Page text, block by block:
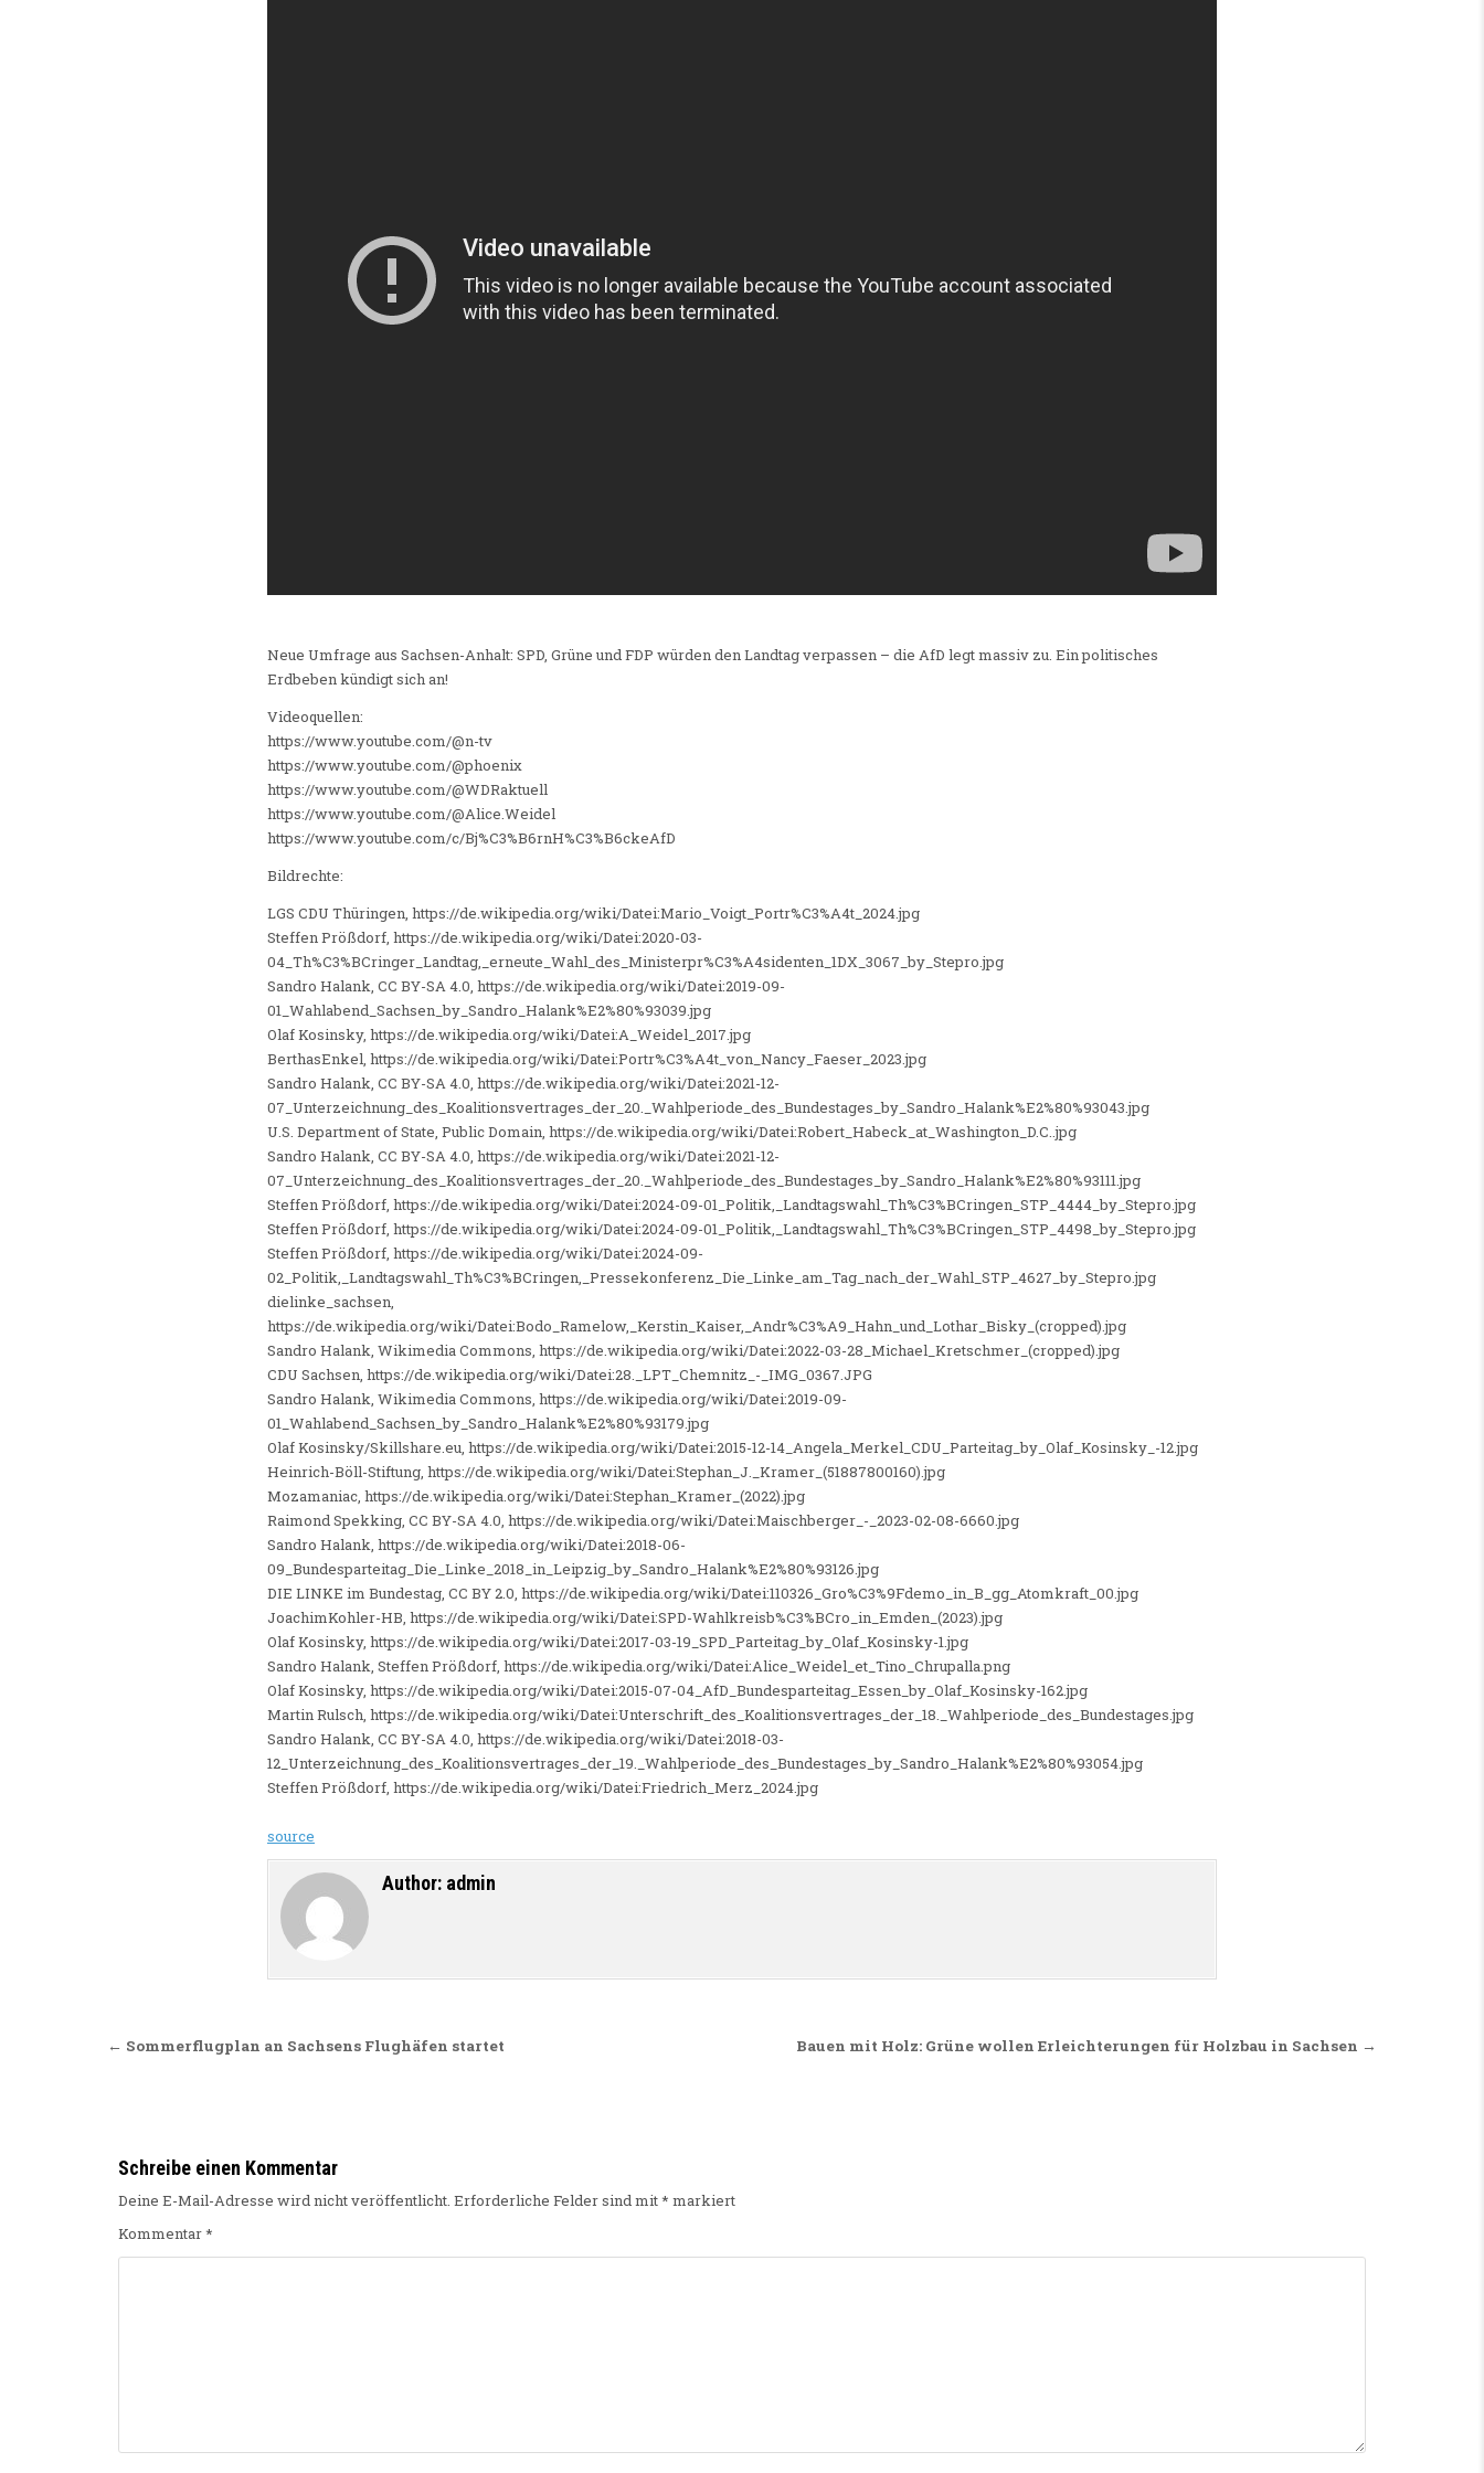
Neue Umfrage aus Sachsen-Anhalt: SPD, Grüne und FDP würden den Landtag verpassen – die AfD legt massiv zu. Ein politisches
Erdbeben kündigt sich an!
Videoquellen:
https://www.youtube.com/@n-tv
https://www.youtube.com/@phoenix
https://www.youtube.com/@WDRaktuell
https://www.youtube.com/@Alice.Weidel
https://www.youtube.com/c/Bj%C3%B6rnH%C3%B6ckeAfD
Bildrechte:
LGS CDU Thüringen, https://de.wikipedia.org/wiki/Datei:Mario_Voigt_Portr%C3%A4t_2024.jpg
Steffen Prößdorf, https://de.wikipedia.org/wiki/Datei:2020-03-
04_Th%C3%BCringer_Landtag,_erneute_Wahl_des_Ministerpr%C3%A4sidenten_1DX_3067_by_Stepro.jpg
Sandro Halank, CC BY-SA 4.0, https://de.wikipedia.org/wiki/Datei:2019-09-
01_Wahlabend_Sachsen_by_Sandro_Halank%E2%80%93039.jpg
Olaf Kosinsky, https://de.wikipedia.org/wiki/Datei:A_Weidel_2017.jpg
BerthasEnkel, https://de.wikipedia.org/wiki/Datei:Portr%C3%A4t_von_Nancy_Faeser_2023.jpg
Sandro Halank, CC BY-SA 4.0, https://de.wikipedia.org/wiki/Datei:2021-12-
07_Unterzeichnung_des_Koalitionsvertrages_der_20._Wahlperiode_des_Bundestages_by_Sandro_Halank%E2%80%93043.jpg
U.S. Department of State, Public Domain, https://de.wikipedia.org/wiki/Datei:Robert_Habeck_at_Washington_D.C..jpg
Sandro Halank, CC BY-SA 4.0, https://de.wikipedia.org/wiki/Datei:2021-12-
07_Unterzeichnung_des_Koalitionsvertrages_der_20._Wahlperiode_des_Bundestages_by_Sandro_Halank%E2%80%93111.jpg
Steffen Prößdorf, https://de.wikipedia.org/wiki/Datei:2024-09-01_Politik,_Landtagswahl_Th%C3%BCringen_STP_4444_by_Stepro.jpg
Steffen Prößdorf, https://de.wikipedia.org/wiki/Datei:2024-09-01_Politik,_Landtagswahl_Th%C3%BCringen_STP_4498_by_Stepro.jpg
Steffen Prößdorf, https://de.wikipedia.org/wiki/Datei:2024-09-
02_Politik,_Landtagswahl_Th%C3%BCringen,_Pressekonferenz_Die_Linke_am_Tag_nach_der_Wahl_STP_4627_by_Stepro.jpg
dielinke_sachsen,
https://de.wikipedia.org/wiki/Datei:Bodo_Ramelow,_Kerstin_Kaiser,_Andr%C3%A9_Hahn_und_Lothar_Bisky_(cropped).jpg
Sandro Halank, Wikimedia Commons, https://de.wikipedia.org/wiki/Datei:2022-03-28_Michael_Kretschmer_(cropped).jpg
CDU Sachsen, https://de.wikipedia.org/wiki/Datei:28._LPT_Chemnitz_-_IMG_0367.JPG
Sandro Halank, Wikimedia Commons, https://de.wikipedia.org/wiki/Datei:2019-09-
01_Wahlabend_Sachsen_by_Sandro_Halank%E2%80%93179.jpg
Olaf Kosinsky/Skillshare.eu, https://de.wikipedia.org/wiki/Datei:2015-12-14_Angela_Merkel_CDU_Parteitag_by_Olaf_Kosinsky_-12.jpg
Heinrich-Böll-Stiftung, https://de.wikipedia.org/wiki/Datei:Stephan_J._Kramer_(51887800160).jpg
Mozamaniac, https://de.wikipedia.org/wiki/Datei:Stephan_Kramer_(2022).jpg
Raimond Spekking, CC BY-SA 4.0, https://de.wikipedia.org/wiki/Datei:Maischberger_-_2023-02-08-6660.jpg
Sandro Halank, https://de.wikipedia.org/wiki/Datei:2018-06-
09_Bundesparteitag_Die_Linke_2018_in_Leipzig_by_Sandro_Halank%E2%80%93126.jpg
DIE LINKE im Bundestag, CC BY 2.0, https://de.wikipedia.org/wiki/Datei:110326_Gro%C3%9Fdemo_in_B_gg_Atomkraft_00.jpg
JoachimKohler-HB, https://de.wikipedia.org/wiki/Datei:SPD-Wahlkreisb%C3%BCro_in_Emden_(2023).jpg
Olaf Kosinsky, https://de.wikipedia.org/wiki/Datei:2017-03-19_SPD_Parteitag_by_Olaf_Kosinsky-1.jpg
Sandro Halank, Steffen Prößdorf, https://de.wikipedia.org/wiki/Datei:Alice_Weidel_et_Tino_Chrupalla.png
Olaf Kosinsky, https://de.wikipedia.org/wiki/Datei:2015-07-04_AfD_Bundesparteitag_Essen_by_Olaf_Kosinsky-162.jpg
Martin Rulsch, https://de.wikipedia.org/wiki/Datei:Unterschrift_des_Koalitionsvertrages_der_18._Wahlperiode_des_Bundestages.jpg
Sandro Halank, CC BY-SA 4.0, https://de.wikipedia.org/wiki/Datei:2018-03-
12_Unterzeichnung_des_Koalitionsvertrages_der_19._Wahlperiode_des_Bundestages_by_Sandro_Halank%E2%80%93054.jpg
Steffen Prößdorf, https://de.wikipedia.org/wiki/Datei:Friedrich_Merz_2024.jpg
source
Author: admin
Beitragsnavigation Bauen mit Holz: Grüne wollen Erleichterungen für Holzbau in Sachsen →
← Sommerflugplan an Sachsens Flughäfen startet
Schreibe einen Kommentar
Deine E-Mail-Adresse wird nicht veröffentlicht. Erforderliche Felder sind mit* markiert
Kommentar*